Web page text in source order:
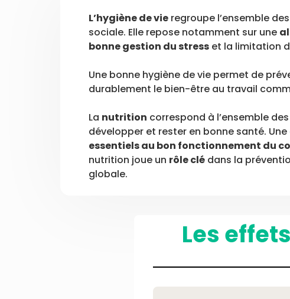
L’hygiène de vie regroupe l’ensemble
sociale. Elle repose notamment sur une
bonne gestion du stress et la limitation
Une bonne hygiène de vie permet de
durablement le bien-être au travail
La nutrition correspond à l’ensemble
développer et rester en bonne santé.
essentiels au bon fonctionnement du
nutrition joue un rôle clé dans la
globale.
Les